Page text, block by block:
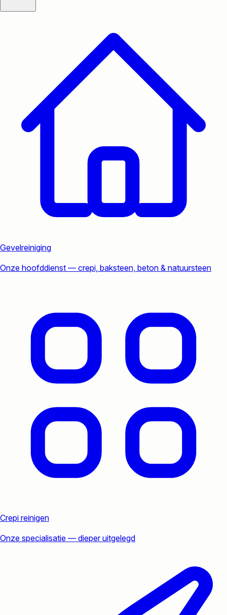
Gevelreiniging
Onze hoofddienst — crepi, baksteen, beton & natuursteen
Crepi reinigen
Onze specialisatie — dieper uitgelegd